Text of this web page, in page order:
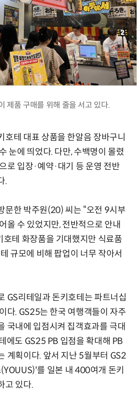
제품 구매를 위해 줄을 서고 있다.
호테 대표 상품을 한알음 장바구니
눈에 띄었다. 다만, 수백명이 몰렸
로 입장·예약·대기 등 운영 전반
.
문한 박주원(20) 씨는 “오전 9시부
올 수 있었지만, 전반적으로 안내
호테 화장품을 기대했지만 식료품
규모에 비해 팝업이 너무 작아서
GS리테일과 돈키호테는 파트너십
다. GS25는 한국 여행객들이 자주
국내에 입점시켜 집객효과를 극대
에도 GS25 PB 입점을 확대해 PB
계획이다. 앞서 지난 5월부터 GS2
를 일본 내 400여개 돈키
고 있다.